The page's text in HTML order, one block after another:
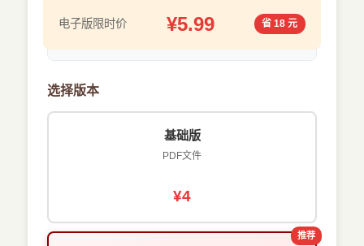
电子版限时价 ¥5.99 省 18 元
选择版本
基础版
PDF文件
¥4
推荐